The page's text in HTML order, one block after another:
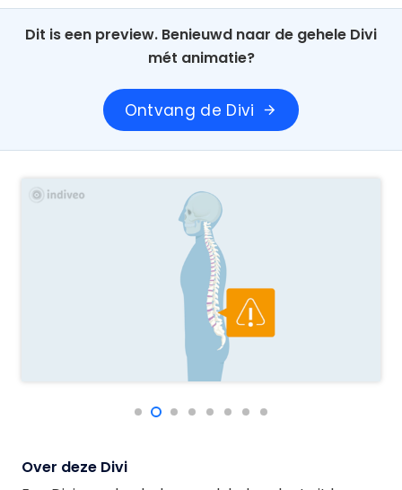
Dit is een preview. Benieuwd naar de gehele Divi
mét animatie?
Ontvang de Divi arrow_forward
Over deze Divi